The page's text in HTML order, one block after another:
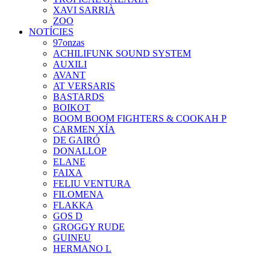
XAVI SARRIÀ
ZOO
NOTÍCIES
97onzas
ACHILIFUNK SOUND SYSTEM
AUXILI
AVANT
AT VERSARIS
BASTARDS
BOIKOT
BOOM BOOM FIGHTERS & COOKAH P
CARMEN XÍA
DE GAIRÓ
DONALLOP
ELANE
FAIXA
FELIU VENTURA
FILOMENA
FLAKKA
GOS D
GROGGY RUDE
GUINEU
HERMANO L